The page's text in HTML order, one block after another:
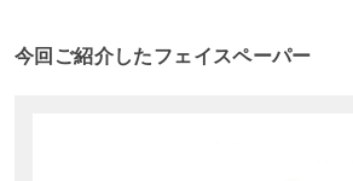
今回ご紹介したフェイスペーパー